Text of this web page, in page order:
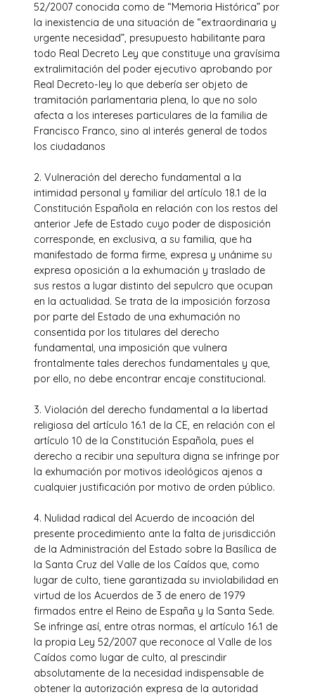
52/2007 conocida como de “Memoria Histórica” por
la inexistencia de una situación de “extraordinaria y
urgente necesidad”, presupuesto habilitante para
todo Real Decreto Ley que constituye una gravísima
extralimitación del poder ejecutivo aprobando por
Real Decreto-ley lo que debería ser objeto de
tramitación parlamentaria plena, lo que no solo
afecta a los intereses particulares de la familia de
Francisco Franco, sino al interés general de todos
los ciudadanos
2. Vulneración del derecho fundamental a la
intimidad personal y familiar del artículo 18.1 de la
Constitución Española en relación con los restos del
anterior Jefe de Estado cuyo poder de disposición
corresponde, en exclusiva, a su familia, que ha
manifestado de forma firme, expresa y unánime su
expresa oposición a la exhumación y traslado de
sus restos a lugar distinto del sepulcro que ocupan
en la actualidad. Se trata de la imposición forzosa
por parte del Estado de una exhumación no
consentida por los titulares del derecho
fundamental, una imposición que vulnera
frontalmente tales derechos fundamentales y que,
por ello, no debe encontrar encaje constitucional.
3. Violación del derecho fundamental a la libertad
religiosa del artículo 16.1 de la CE, en relación con el
artículo 10 de la Constitución Española, pues el
derecho a recibir una sepultura digna se infringe por
la exhumación por motivos ideológicos ajenos a
cualquier justificación por motivo de orden público.
4. Nulidad radical del Acuerdo de incoación del
presente procedimiento ante la falta de jurisdicción
de la Administración del Estado sobre la Basílica de
la Santa Cruz del Valle de los Caídos que, como
lugar de culto, tiene garantizada su inviolabilidad en
virtud de los Acuerdos de 3 de enero de 1979
firmados entre el Reino de España y la Santa Sede.
Se infringe así, entre otras normas, el artículo 16.1 de
la propia Ley 52/2007 que reconoce al Valle de los
Caídos como lugar de culto, al prescindir
absolutamente de la necesidad indispensable de
obtener la autorización expresa de la autoridad